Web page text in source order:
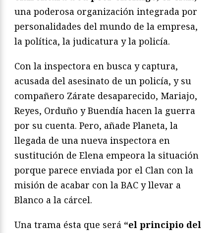
una poderosa organización integrada por
personalidades del mundo de la empresa,
la política, la judicatura y la policía.
Con la inspectora en busca y captura,
acusada del asesinato de un policía, y su
compañero Zárate desaparecido, Mariajo,
Reyes, Orduño y Buendía hacen la guerra
por su cuenta. Pero, añade Planeta, la
llegada de una nueva inspectora en
sustitución de Elena empeora la situación
porque parece enviada por el Clan con la
misión de acabar con la BAC y llevar a
Blanco a la cárcel.
Una trama ésta que será “el principio del